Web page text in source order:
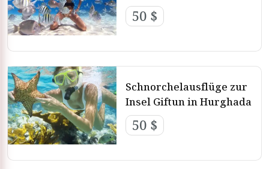
Hurghada
50 $
Schnorchelausflüge zur
Insel Giftun in Hurghada
50 $